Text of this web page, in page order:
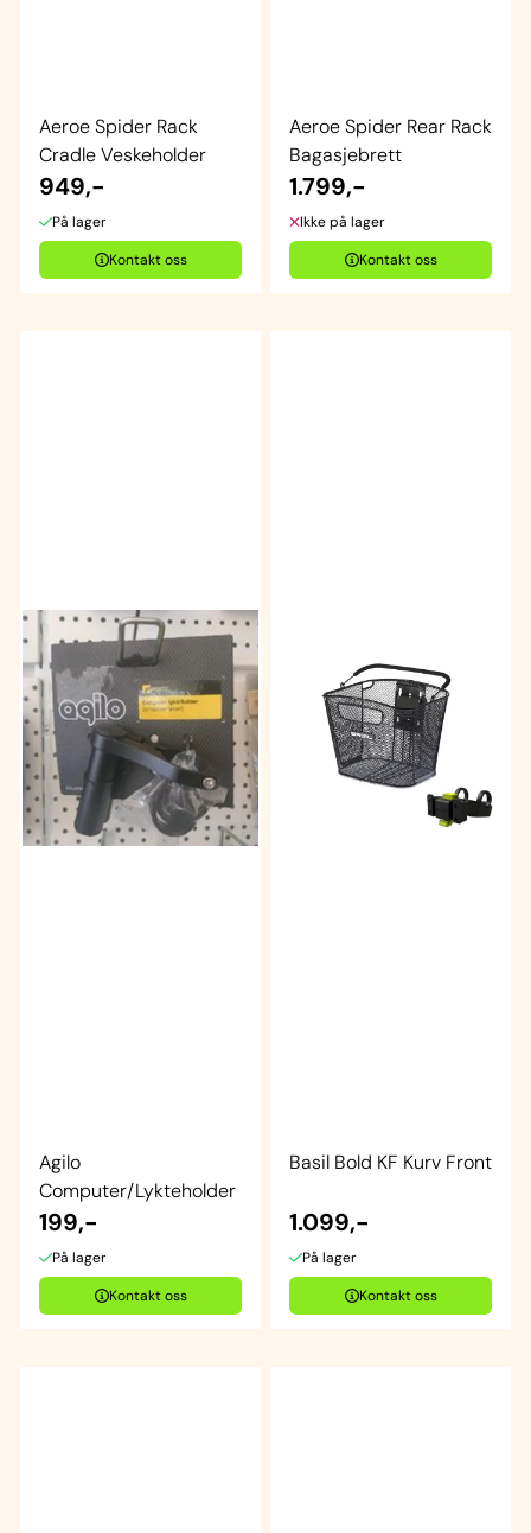
Aeroe Spider Rack
Cradle Veskeholder
949,-
På lager
Kontakt oss
Aeroe Spider Rear Rack
Bagasjebrett
1.799,-
Ikke på lager
Kontakt oss
Agilo
Computer/Lykteholder
199,-
På lager
Kontakt oss
Basil Bold KF Kurv Front
1.099,-
På lager
Kontakt oss